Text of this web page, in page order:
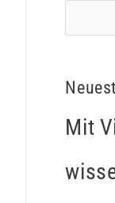
Mit